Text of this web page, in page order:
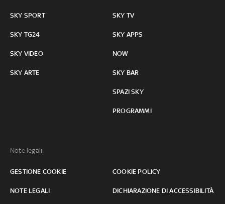
SKY SPORT
SKY TG24
SKY VIDEO
SKY ARTE
SKY TV
SKY APPS
NOW
SKY BAR
SPAZI SKY
PROGRAMMI
Note legali:
GESTIONE COOKIE COOKIE POLICY
NOTE LEGALI DICHIARAZIONE DI ACCESSIBILITÀ